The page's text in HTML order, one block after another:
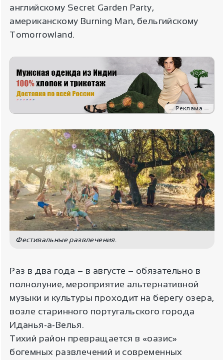
английскому Secret Garden Party,
американскому Burning Man, бельгийскому
Tomorrowland.
— Реклама —
Фестивальные развлечения.
Раз в два года – в августе – обязательно в
полнолуние, мероприятие альтернативной
музыки и культуры проходит на берегу озера,
возле старинного португальского города
Иданья-а-Велья.
Тихий район превращается в «оазис»
богемных развлечений и современных